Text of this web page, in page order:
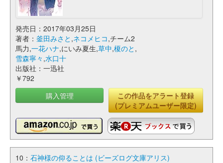
発売日：2017年03月25日
著者： 釜田みさと ,ネコメヒコ,チーム2
馬力,一花ハナ,にいみ夏生,草中,榎のと ,
雪森寧々 ,水口十
出版社：一迅社
￥792
購入管理
この作品をアラート登録
(プレミアムユーザー限定)
10： 石神様の仰ることは (ビーズログ文庫アリス)